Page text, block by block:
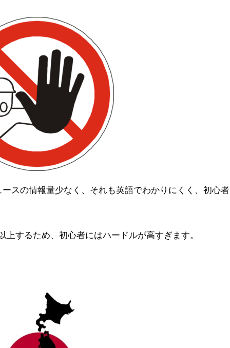
スの情報量少なく、それも英語でわかりにくく、初心者
するため、初心者にはハードルが高すぎます。